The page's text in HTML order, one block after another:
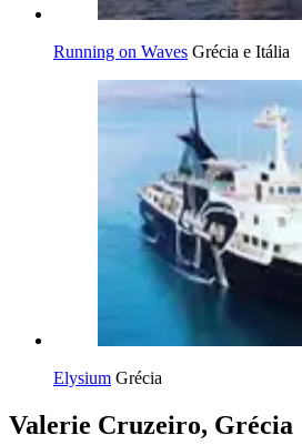
Running on Waves Grécia e Itália
Elysium Grécia
Valerie Cruzeiro, Grécia